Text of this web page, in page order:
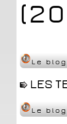
Le
LES
Le